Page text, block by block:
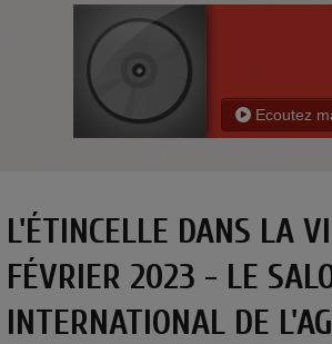
Ecoutez
L'ÉTINCELLE DANS LA
FÉVRIER 2023 - LE
INTERNATIONAL DE